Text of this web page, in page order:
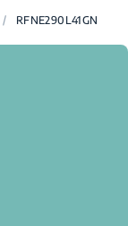
/ RFNE290L41GN